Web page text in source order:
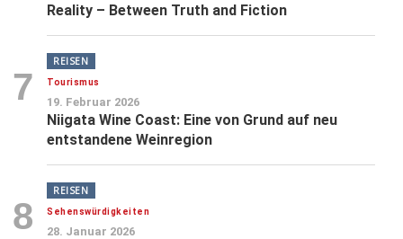
Reality – Between Truth and Fiction
7
REISEN
Tourismus
19. Februar 2026
Niigata Wine Coast: Eine von Grund auf neu
entstandene Weinregion
8
REISEN
Sehenswürdigkeiten
28. Januar 2026